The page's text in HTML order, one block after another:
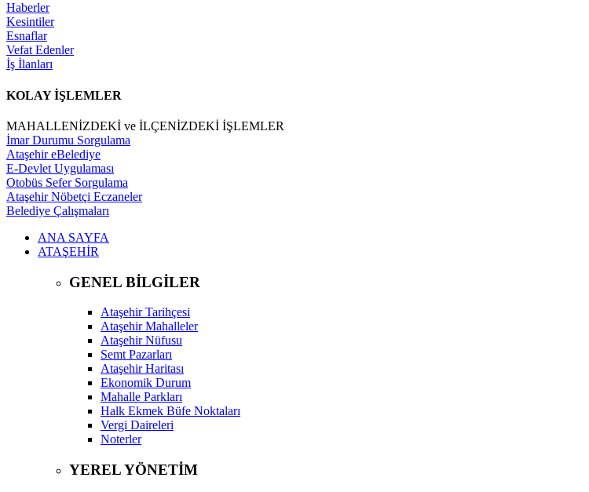
Haberler
Kesintiler
Esnaflar
Vefat Edenler
İş İlanları
KOLAY İŞLEMLER
MAHALLENİZDEKİ ve İLÇENİZDEKİ İŞLEMLER
İmar Durumu Sorgulama
Ataşehir eBelediye
E-Devlet Uygulaması
Otobüs Sefer Sorgulama
Ataşehir Nöbetçi Eczaneler
Belediye Çalışmaları
ANA SAYFA
ATAŞEHİR
GENEL BİLGİLER
Ataşehir Tarihçesi
Ataşehir Mahalleler
Ataşehir Nüfusu
Semt Pazarları
Ataşehir Haritası
Ekonomik Durum
Mahalle Parkları
Halk Ekmek Büfe Noktaları
Vergi Daireleri
Noterler
YEREL YÖNETİM